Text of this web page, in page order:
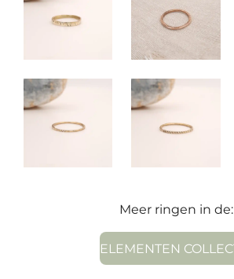
Meer ringen in de:
ELEMENTEN